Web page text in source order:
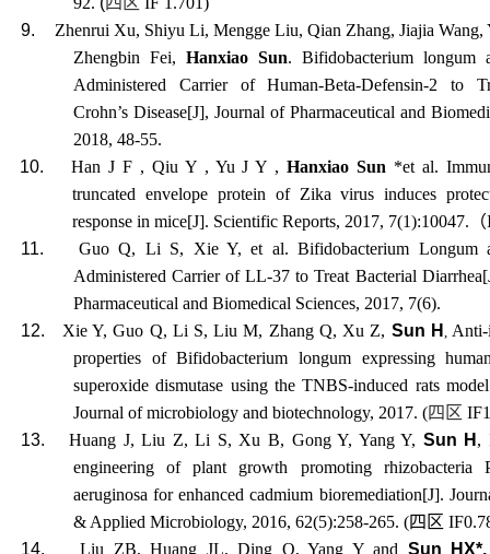
9.
Zhenrui Xu, Shiyu Li, Mengge Liu, Qian Zhang, Jiajia Wang,
Zhengbin Fei, Hanxiao Sun. Bifidobacterium longum
Administered Carrier of Human-Beta-Defensin-2 to
Crohn’s Disease[J], Journal of Pharmaceutical and
2018, 48-55.
10.
Han J F , Qiu Y , Yu J Y ,Hanxiao Sun *et al.
truncated envelope protein of Zika virus induces
response in mice[J]. Scientific Reports, 2017, 7(1):10047. （
11.
Guo Q, Li S, Xie Y, et al. Bifidobacterium Longum
Administered Carrier of LL-37 to Treat Bacterial
Pharmaceutical and Biomedical Sciences, 2017, 7(6).
12.
Xie Y,Guo Q, Li S,Liu M, Zhang Q, Xu Z, Sun H , Anti-
properties of Bifidobacterium longum expressing
superoxide dismutase using the TNBS-induced rats
Journal of microbiology and biotechnology, 2017. (四区
13.
Huang J,Liu Z,Li S, Xu B, Gong Y, Yang Y, Sun H ,
engineering of plant growth promoting rhizobacteria
aeruginosa for enhanced cadmium bioremediation[J].
& Applied Microbiology, 2016, 62(5):258-265. (四区
14.
Liu ZB, Huang JL, Ding Q, Yang Y and Sun